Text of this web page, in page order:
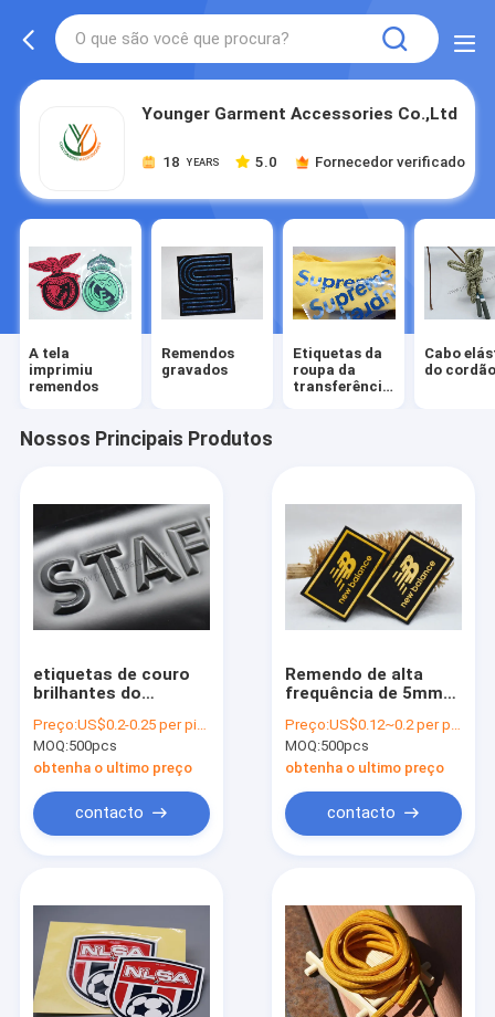
Younger Garment Accessories Co.,Ltd
18 YEARS 5.0 Fornecedor verificado
A tela
imprimiu
remendos
Remendos
gravados
Etiquetas da
roupa da
transferência
Cabo
do
Nossos Principais Produtos
etiquetas de couro
brilhantes do
3D Matt Embossed
Patches Handbag
Preço:US$0.2-0.25 per piece
MOQ:500pcs
obtenha o ultimo preço
contacto
Remendo de alta
frequência de 5mm
Preço:US$0.12~0.2 per piece
MOQ:500pcs
obtenha o ultimo preço
contacto